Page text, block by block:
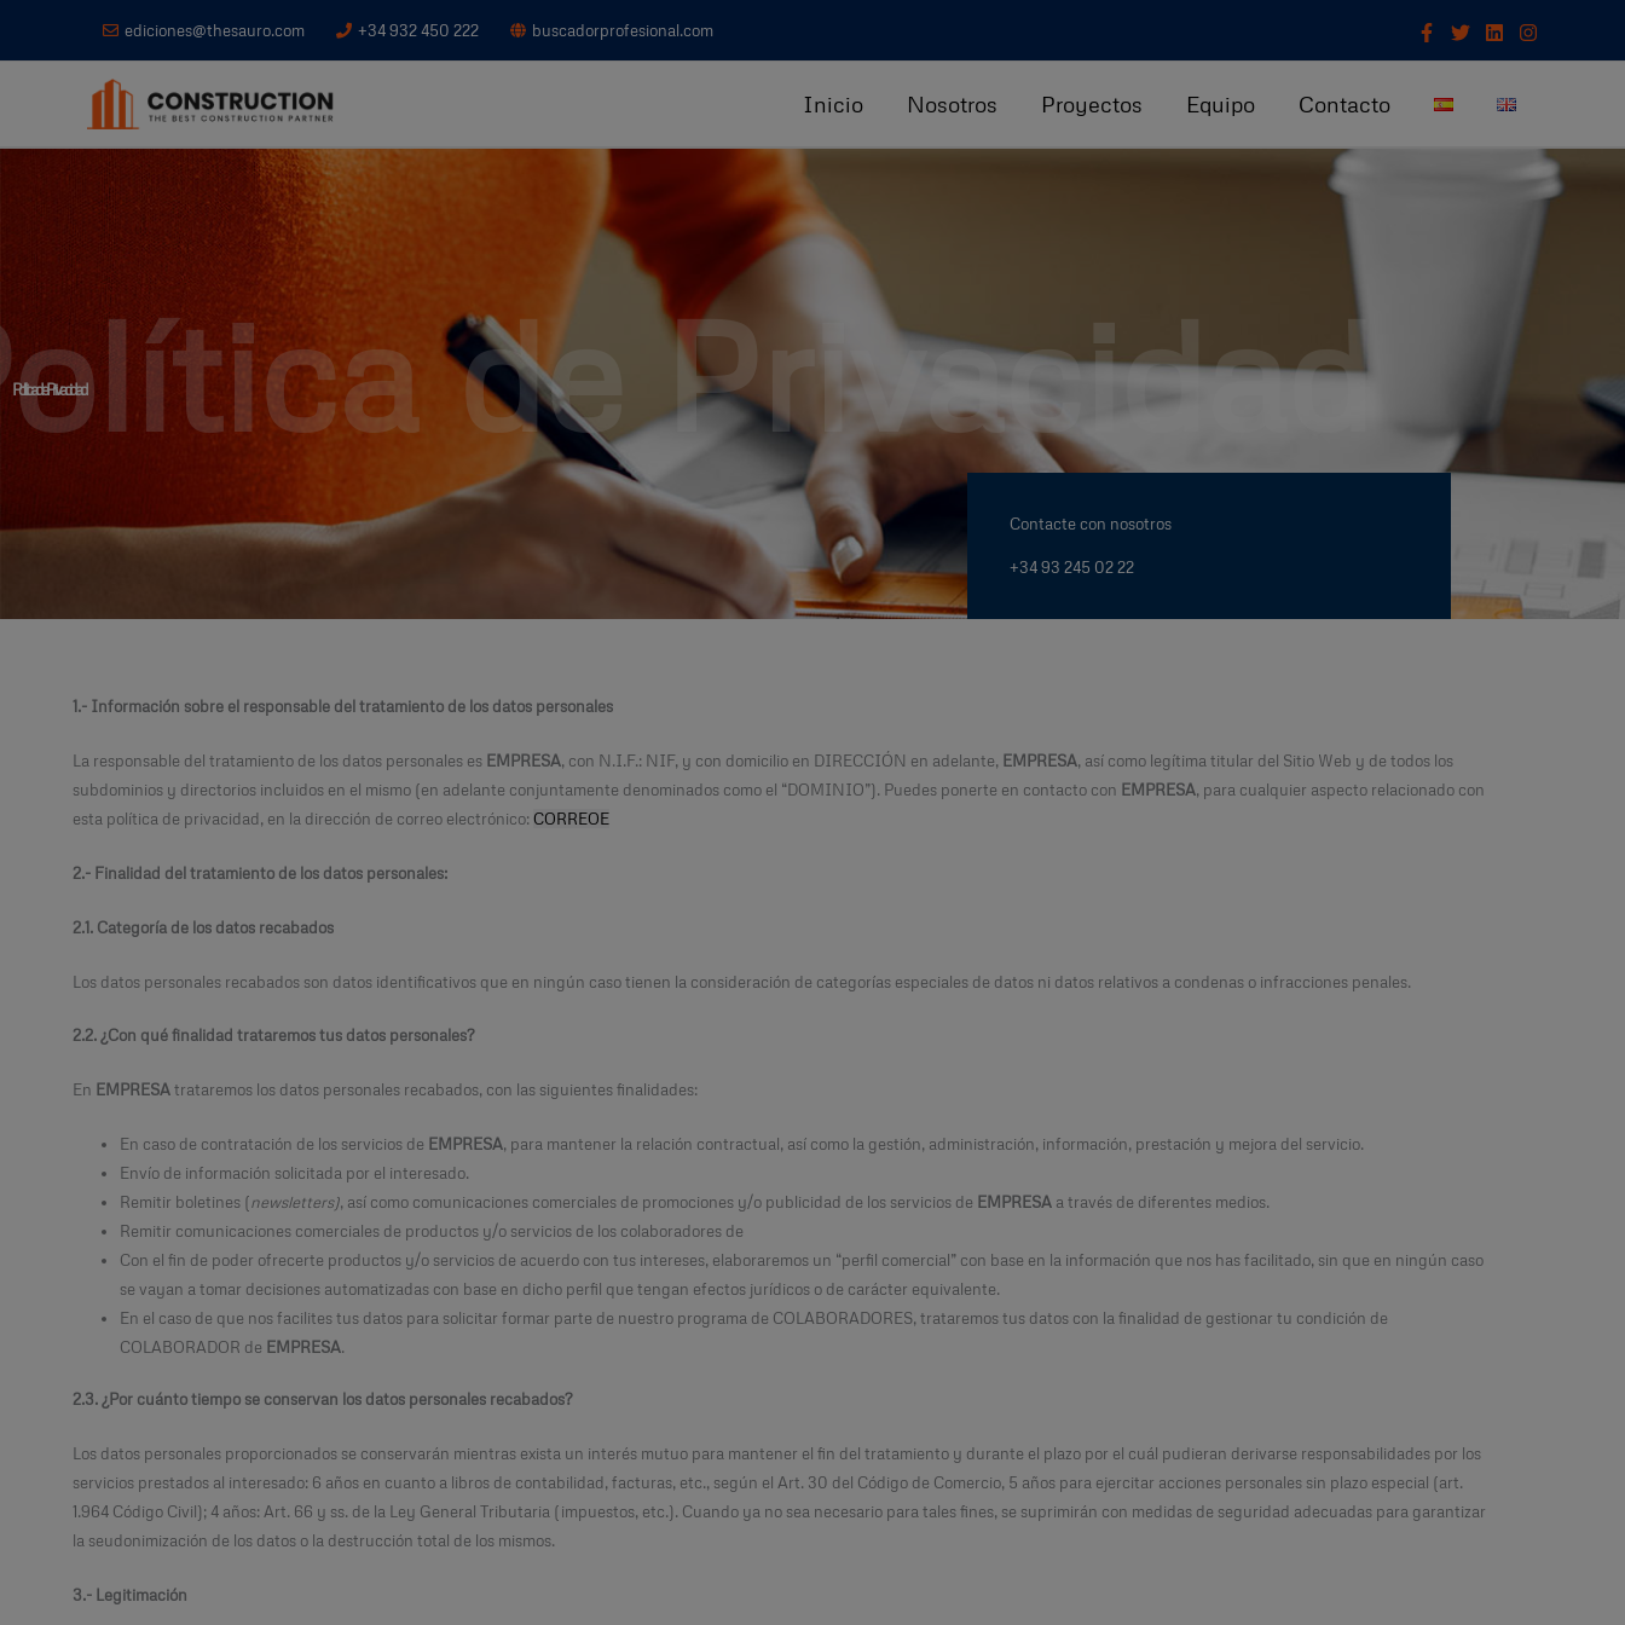
ediciones@thesauro.com +34 932 450 222 buscadorprofesional.com
Inicio Nosotros Proyectos Equipo Contacto
de Privacidad
Política de Privacidad
Contacte con nosotros
+34 93 245 02 22
1.- Información sobre el responsable del tratamiento de los datos personales
La responsable del tratamiento de los datos personales es EMPRESA, con N.I.F.: NIF, y con domicilio en DIRECCIÓN en adelante, EMPRESA, así como legítima titular del Sitio Web y de todos los
subdominios y directorios incluidos en el mismo (en adelante conjuntamente denominados como el “DOMINIO”). Puedes ponerte en contacto con EMPRESA, para cualquier aspecto relacionado con
esta política de privacidad, en la dirección de correo electrónico: CORREOE
2.- Finalidad del tratamiento de los datos personales:
2.1. Categoría de los datos recabados
Los datos personales recabados son datos identificativos que en ningún caso tienen la consideración de categorías especiales de datos ni datos relativos a condenas o infracciones penales.
2.2. ¿Con qué finalidad trataremos tus datos personales?
En EMPRESAtrataremos los datos personales recabados, con las siguientes finalidades:
En caso de contratación de los servicios de EMPRESA, para mantener la relación contractual, así como la gestión, administración, información, prestación y mejora del servicio.
Envío de información solicitada por el interesado.
Remitir boletines (newsletters), así como comunicaciones comerciales de promociones y/o publicidad de los servicios de EMPRESA a través de diferentes medios.
Remitir comunicaciones comerciales de productos y/o servicios de los colaboradores de
Con el fin de poder ofrecerte productos y/o servicios de acuerdo con tus intereses, elaboraremos un “perfil comercial” con base en la información que nos has facilitado, sin que en ningún caso
se vayan a tomar decisiones automatizadas con base en dicho perfil que tengan efectos jurídicos o de carácter equivalente.
En el caso de que nos facilites tus datos para solicitar formar parte de nuestro programa de COLABORADORES, trataremos tus datos con la finalidad de gestionar tu condición de
COLABORADOR de EMPRESA.
2.3. ¿Por cuánto tiempo se conservan los datos personales recabados?
Los datos personales proporcionados se conservarán mientras exista un interés mutuo para mantener el fin del tratamiento y durante el plazo por el cuál pudieran derivarse responsabilidades por los
servicios prestados al interesado: 6 años en cuanto a libros de contabilidad, facturas, etc., según el Art. 30 del Código de Comercio, 5 años para ejercitar acciones personales sin plazo especial (art.
1.964 Código Civil); 4 años: Art. 66 y ss. de la Ley General Tributaria (impuestos, etc.). Cuando ya no sea necesario para tales fines, se suprimirán con medidas de seguridad adecuadas para garantizar
la seudonimización de los datos o la destrucción total de los mismos.
3.- Legitimación